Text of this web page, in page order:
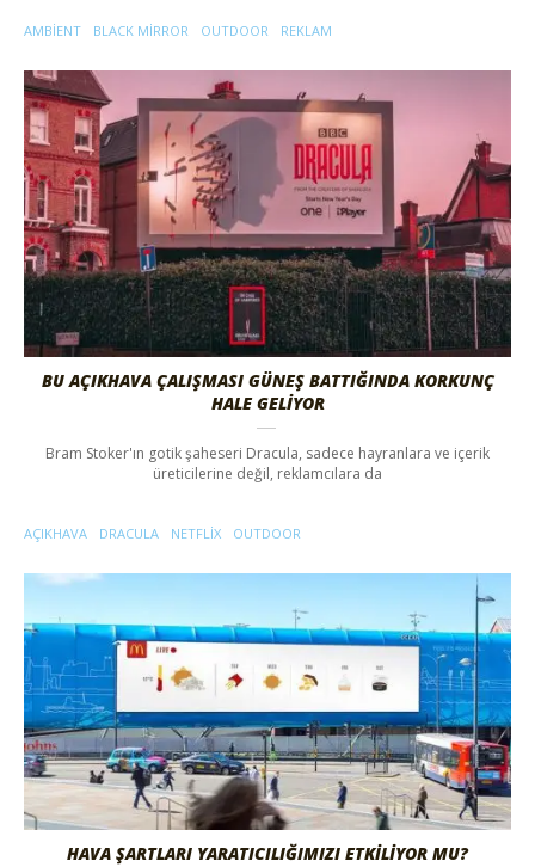
AMBIENT BLACK MIRROR OUTDOOR REKLAM
BU AÇIKHAVA ÇALIŞMASI GÜNEŞ BATTIĞINDA KORKUNÇ
HALE GELIYOR
Bram Stoker'ın gotik şaheseri Dracula, sadece hayranlara ve içerik
üreticilerine değil, reklamcılara da
AÇIKHAVA DRACULA NETFLIX OUTDOOR
HAVA ŞARTLARI YARATICILIĞIMIZI ETKILIYOR MU?